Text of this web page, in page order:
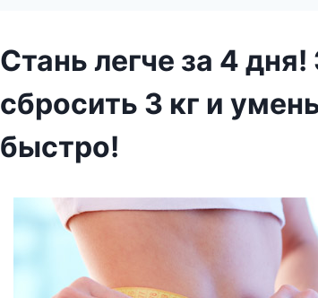
Стань легче за 4
сбросить 3 кг и
быстро!